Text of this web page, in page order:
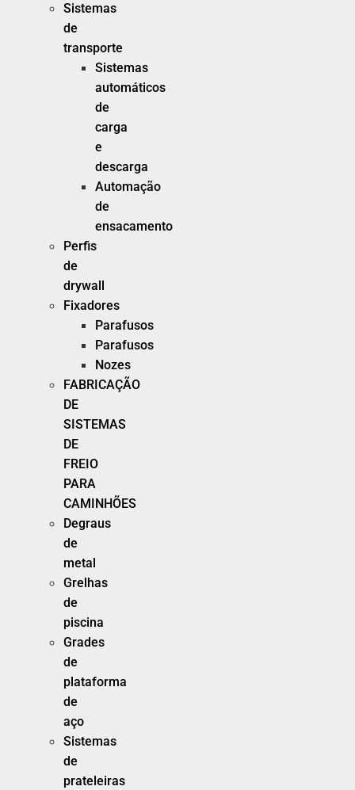
Sistemas
de
transporte
Sistemas
automáticos
de
carga
e
descarga
Automação
de
ensacamento
Perfis
de
drywall
Fixadores
Parafusos
Parafusos
Nozes
FABRICAÇÃO
DE
SISTEMAS
DE
FREIO
PARA
CAMINHÕES
Degraus
de
metal
Grelhas
de
piscina
Grades
de
plataforma
de
aço
Sistemas
de
prateleiras